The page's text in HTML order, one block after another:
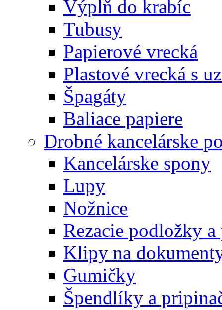
Výplň do krabíc
Tubusy
Papierové vrecká
Plastové vrecká s
Špagáty
Baliace papiere
Drobné kancelárske
Kancelárske spony
Lupy
Nožnice
Rezacie podložky
Klipy na
Gumičky
Špendlíky a